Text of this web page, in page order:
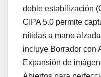
doble estabilización
CIPA 5.0 permite
nítidas a mano
incluye Borrador con
Expansión de